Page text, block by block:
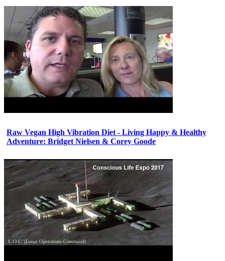
Raw Vegan High Vibration Diet - Living Happy & Healthy
Adventure: Bridget Nielsen & Corey Goode